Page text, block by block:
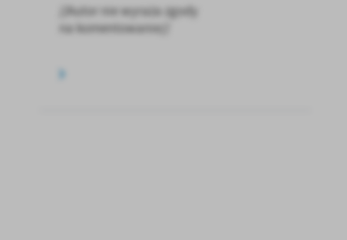
//Autor nie wyraża zgody
na komentowanie//